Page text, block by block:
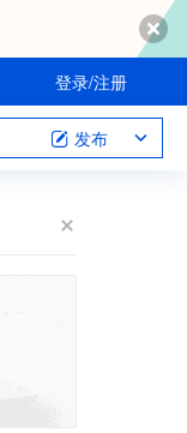
登录/注册
发布